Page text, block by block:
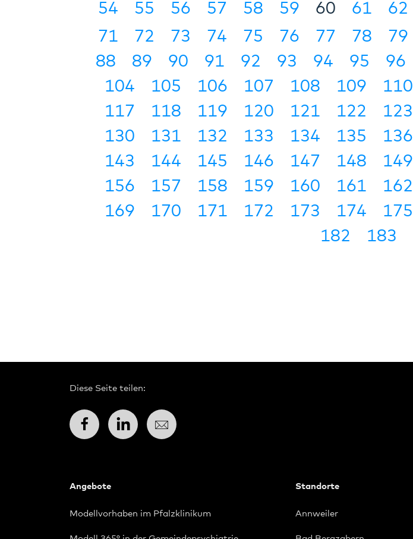
54
55 56 57 58 59 60 61 62
71
72 73 74 75 76 77 78 79
88
89 90 91 92 93 94 95 96
104
105 106 107 108 109 110
117
118 119 120 121 122 123
130
131 132 133 134 135 136
143
144 145 146 147 148 149
156
157 158 159 160 161 162
169
170 171 172 173 174 175
182
183
Diese Seite teilen:
FacebookLinkedIn
Angebote
Modellvorhaben im Pfalzklinikum
Standorte
Annweiler